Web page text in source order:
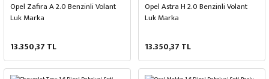
Opel Zafira A 2.0 Benzinli Volant
Luk Marka
13.350,37 TL
Opel Astra H 2.0 Benzinli Volant
Luk Marka
13.350,37 TL